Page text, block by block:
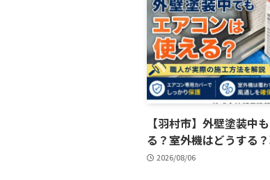
【羽村市】外壁塗装中
る？室外機はどうする
2026/08/06